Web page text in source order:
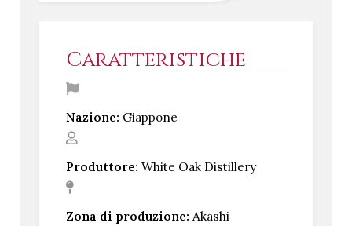
Caratteristiche
Nazione: Giappone
Produttore: White Oak Distillery
Zona di produzione: Akashi